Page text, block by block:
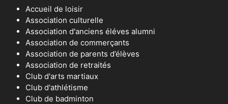
Accueil de loisir
Association culturelle
Association d'anciens éléves alumni
Association de commerçants
Association de parents d’élèves
Association de retraités
Club d'arts martiaux
Club d'athlétisme
Club de badminton